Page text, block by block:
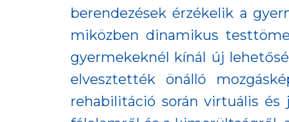
berendezések érzékelik a
miközben dinamikus
gyermekeknél kínál új
elvesztették önálló
rehabilitáció során virtuális